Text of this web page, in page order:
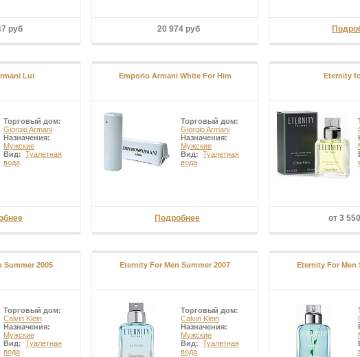
руб 20 974 руб
Lui
Торговый дом:
Giorgio Armani
Назначения:
Мужские
Вид: Туалетная
вода
Emporio Armani White For Him
Торговый дом:
Giorgio Armani
Назначения:
Мужские
Вид: Туалетная
вода
Подробнее
Eternity
от 3
Summer 2005
Торговый дом:
Calvin Klein
Назначения:
Мужские
Вид: Туалетная
вода
Eternity For Men Summer 2007
Торговый дом:
Calvin Klein
Назначения:
Мужские
Вид: Туалетная
вода
Eternity For Men